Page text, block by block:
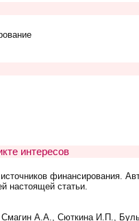
интересов
финансирования.
настоящей статьи.
А.А., Сюткина И.П.,